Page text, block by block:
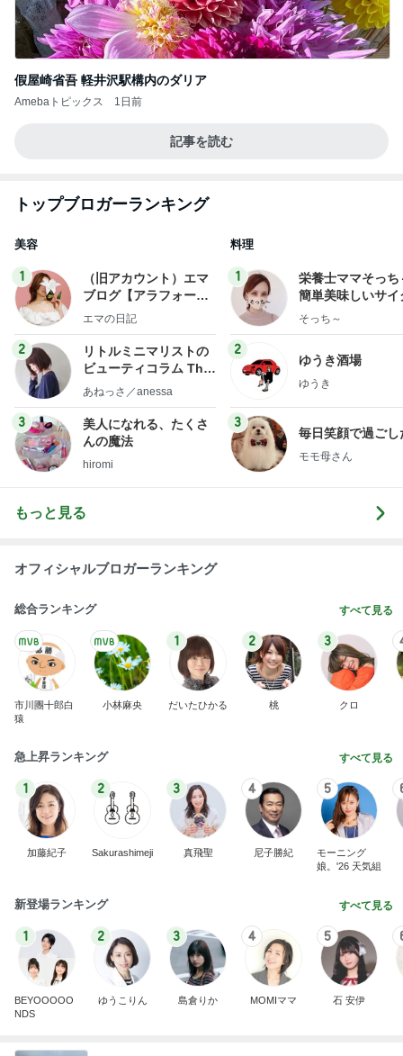
假屋崎省吾 軽井沢駅構内のダリア
Amebaトピックス 1日前
記事を読む
トップブロガーランキング
美容
1
（旧アカウント）エマ
ブログ【アラフォー会
社売却セカンドライ
エマの日記
2
リトルミニマリストの
ビューティコラム The
little minimalist's bea
あねっさ／anessa
3
美人になれる、たくさ
んの魔法
hiromi
料理
1
栄養士ママそっち
簡単美味しいサイ
献立
そっち～
2
ゆうき酒場
ゆうき
3
毎日笑顔で過ごし
モモ母さん
もっと見る
オフィシャルブロガーランキング
総合ランキング すべて見る
市川團十郎白
猿
小林麻央
1
だいたひかる
2
桃
3
クロ
急上昇ランキング すべて見る
1
加藤紀子
2
Sakurashimeji
3
真飛聖
4
尼子勝紀
5
モーニング
娘。'26 天気組
新登場ランキング すべて見る
1
BEYOOOOO
NDS
2
ゆうこりん
3
島倉りか
4
MOMIママ
5
石 安伊